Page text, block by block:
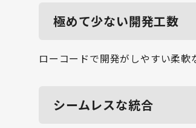
極めて少ない開発工数
ローコードで開発がしやすい柔軟
シームレスな統合